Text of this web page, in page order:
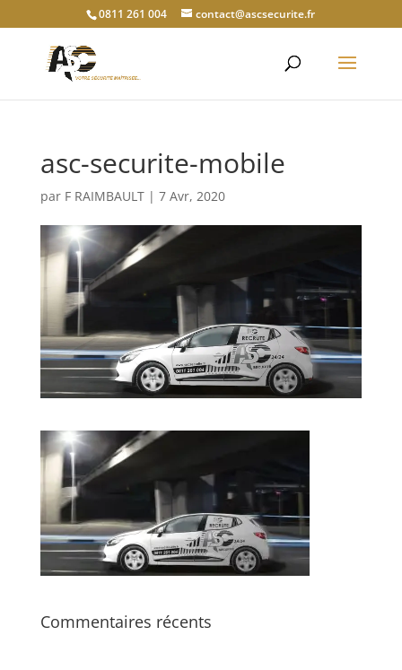
0811 261 004 contact@ascsecurite.fr
asc-securite-mobile
par F RAIMBAULT| 7 Avr, 2020
Commentaires récents